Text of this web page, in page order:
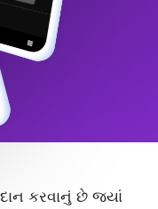
કરવાનું છે જ્યાં